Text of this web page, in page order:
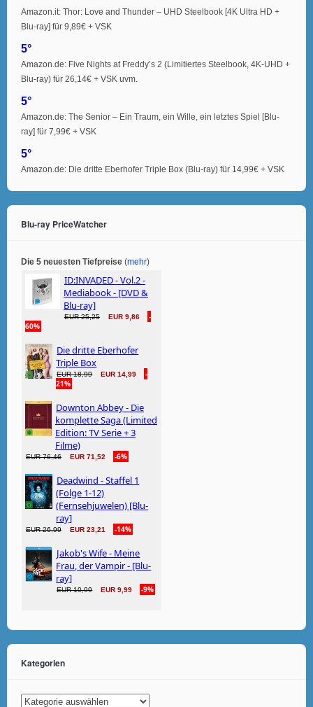
Amazon.it: Thor: Love and Thunder – UHD Steelbook [4K Ultra HD +
Blu-ray] für 9,89€ + VSK
5°
Amazon.de: Five Nights at Freddy’s 2 (Limitiertes Steelbook, 4K-UHD +
Blu-ray) für 26,14€ + VSK uvm.
5°
Amazon.de: The Senior – Ein Traum, ein Wille, ein letztes Spiel [Blu-
ray] für 7,99€ + VSK
5°
Amazon.de: Die dritte Eberhofer Triple Box (Blu-ray) für 14,99€ + VSK
Blu-ray PriceWatcher
Die 5 neuesten Tiefpreise (mehr)
Kategorien
Kategorien